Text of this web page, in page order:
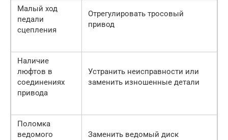
Малый ход
педали
сцепления
Отрегулировать тросовый
привод
Наличие
люфтов в
соединениях
привода
Устранить неисправности или
заменить изношенные детали
Поломка
ведомого
Заменить ведомый диск